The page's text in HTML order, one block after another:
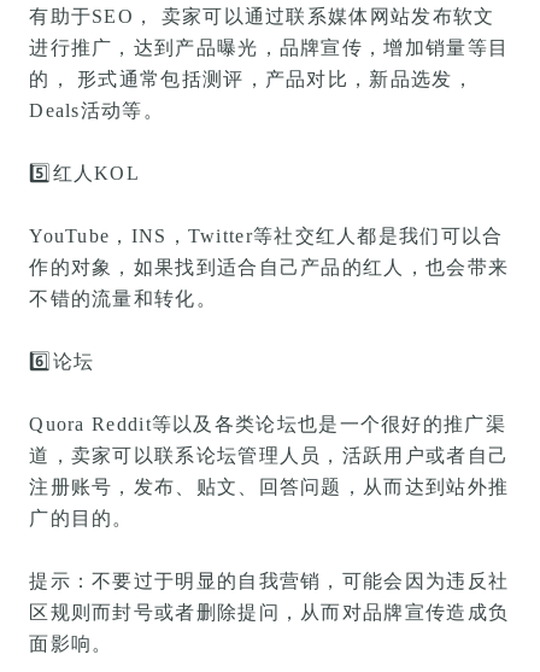
有助于SEO， 卖家可以通过联系媒体网站发布软文
进行推广，达到产品曝光，品牌宣传，增加销量等目
的， 形式通常包括测评，产品对比，新品选发，
Deals活动等。
5️⃣ 红人KOL
YouTube，INS，Twitter等社交红人都是我们可以合
作的对象，如果找到适合自己产品的红人，也会带来
不错的流量和转化。
6️⃣ 论坛
Quora Reddit等以及各类论坛也是一个很好的推广渠
道，卖家可以联系论坛管理人员，活跃用户或者自己
注册账号，发布、贴文、回答问题，从而达到站外推
广的目的。
提示：不要过于明显的自我营销，可能会因为违反社
区规则而封号或者删除提问，从而对品牌宣传造成负
面影响。